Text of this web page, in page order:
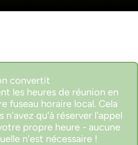
convertit
les heures de réunion en
fuseau horaire local. Cela
n'avez qu'à réserver l'appel
propre heure - aucune
n'est nécessaire !